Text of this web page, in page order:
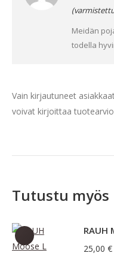
Meidän
todella
Vain kirjautuneet
voivat kirjoittaa
Tutustu myös
RAUH
25,00 €